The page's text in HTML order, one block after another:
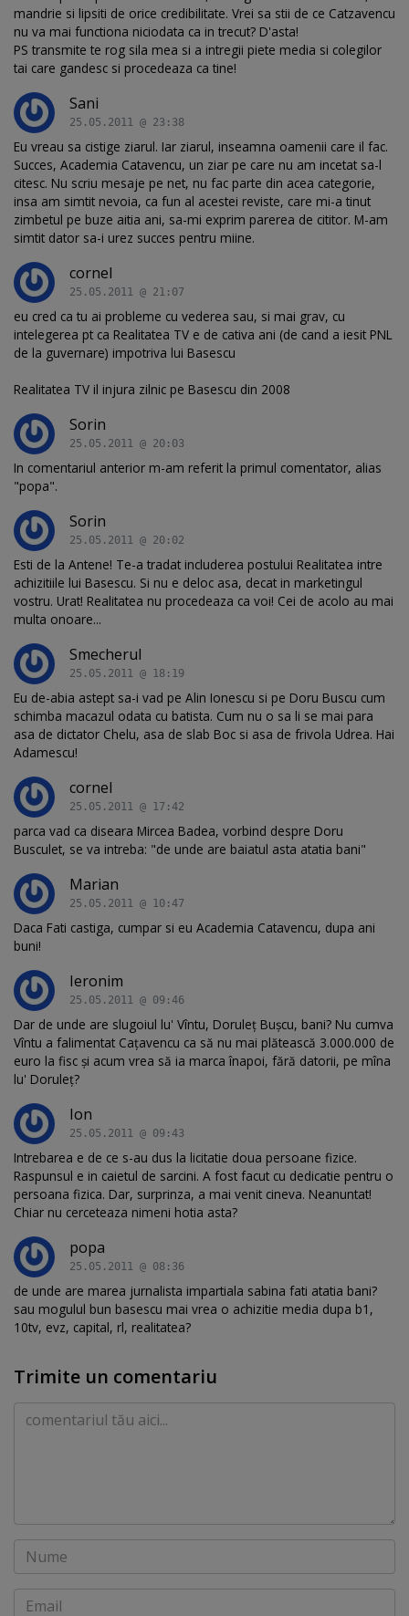
mandrie si lipsiti de orice credibilitate. Vrei sa stii de ce Catzavencu
nu va mai functiona niciodata ca in trecut? D'asta!
PS transmite te rog sila mea si a intregii piete media si colegilor
tai care gandesc si procedeaza ca tine!
Sani
25.05.2011 @ 23:38
Eu vreau sa cistige ziarul. Iar ziarul, inseamna oamenii care il fac.
Succes, Academia Catavencu, un ziar pe care nu am incetat sa-l
citesc. Nu scriu mesaje pe net, nu fac parte din acea categorie,
insa am simtit nevoia, ca fun al acestei reviste, care mi-a tinut
zimbetul pe buze aitia ani, sa-mi exprim parerea de cititor. M-am
simtit dator sa-i urez succes pentru miine.
cornel
25.05.2011 @ 21:07
eu cred ca tu ai probleme cu vederea sau, si mai grav, cu
intelegerea pt ca Realitatea TV e de cativa ani (de cand a iesit PNL
de la guvernare) impotriva lui Basescu
Realitatea TV il injura zilnic pe Basescu din 2008
Sorin
25.05.2011 @ 20:03
In comentariul anterior m-am referit la primul comentator, alias
"popa".
Sorin
25.05.2011 @ 20:02
Esti de la Antene! Te-a tradat includerea postului Realitatea intre
achizitiile lui Basescu. Si nu e deloc asa, decat in marketingul
vostru. Urat! Realitatea nu procedeaza ca voi! Cei de acolo au mai
multa onoare...
Smecherul
25.05.2011 @ 18:19
Eu de-abia astept sa-i vad pe Alin Ionescu si pe Doru Buscu cum
schimba macazul odata cu batista. Cum nu o sa li se mai para
asa de dictator Chelu, asa de slab Boc si asa de frivola Udrea. Hai
Adamescu!
cornel
25.05.2011 @ 17:42
parca vad ca diseara Mircea Badea, vorbind despre Doru
Busculet, se va intreba: "de unde are baiatul asta atatia bani"
Marian
25.05.2011 @ 10:47
Daca Fati castiga, cumpar si eu Academia Catavencu, dupa ani
buni!
Ieronim
25.05.2011 @ 09:46
Dar de unde are slugoiul lu' Vîntu, Doruleț Bușcu, bani? Nu cumva
Vîntu a falimentat Cațavencu ca să nu mai plătească 3.000.000 de
euro la fisc și acum vrea să ia marca înapoi, fără datorii, pe mîna
lu' Doruleț?
Ion
25.05.2011 @ 09:43
Intrebarea e de ce s-au dus la licitatie doua persoane fizice.
Raspunsul e in caietul de sarcini. A fost facut cu dedicatie pentru o
persoana fizica. Dar, surprinza, a mai venit cineva. Neanuntat!
Chiar nu cerceteaza nimeni hotia asta?
popa
25.05.2011 @ 08:36
de unde are marea jurnalista impartiala sabina fati atatia bani?
sau mogulul bun basescu mai vrea o achizitie media dupa b1,
10tv, evz, capital, rl, realitatea?
Trimite un comentariu
Comentariu
Nume
Email